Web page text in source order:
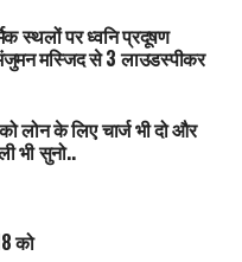
स्थलों पर ध्वनि प्रदूषण
मस्जिद से 3 लाउडस्पीकर
लोन के लिए चार्ज भी दो और
भी सुनो..
को